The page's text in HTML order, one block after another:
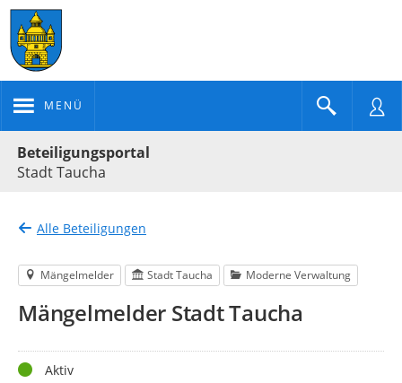
MENÜ
Beteiligungsportal
Stadt Taucha
Alle Beteiligungen
Mängelmelder Stadt Taucha Moderne Verwaltung
Mängelmelder Stadt Taucha
StatusAktiv